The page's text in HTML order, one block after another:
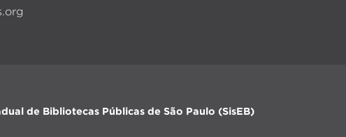
de Bibliotecas Públicas de São Paulo (SisEB)